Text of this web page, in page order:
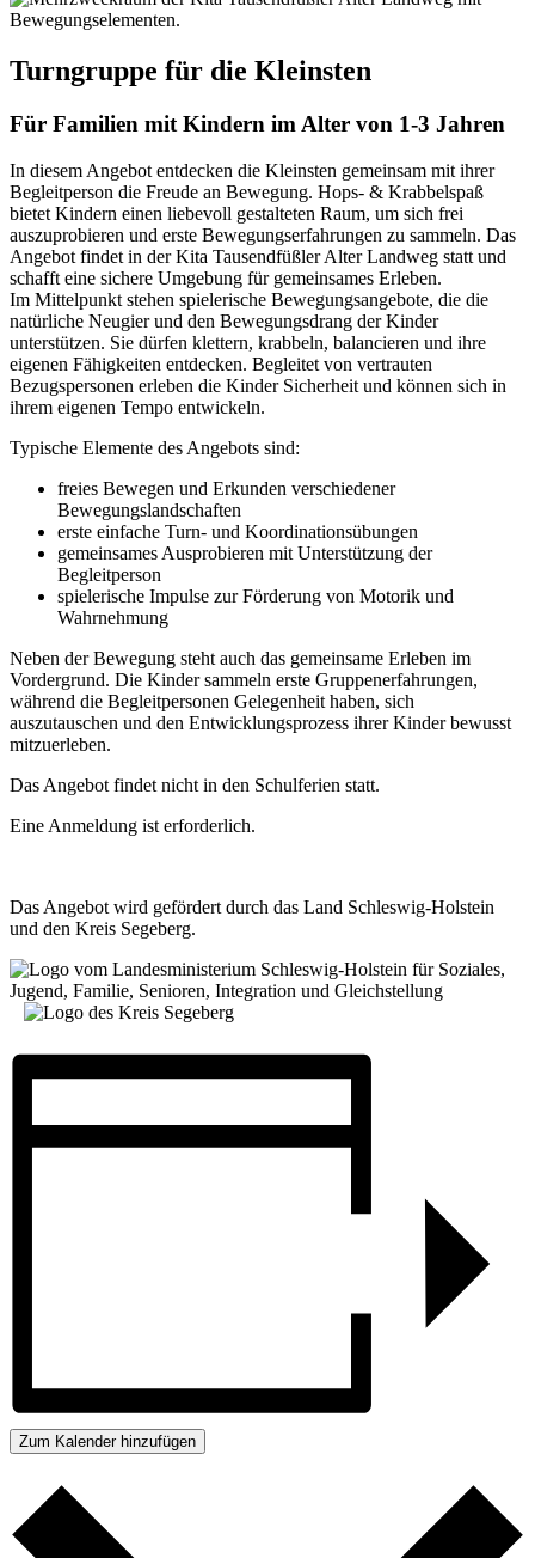
Turngruppe für die Kleinsten
Für Familien mit Kindern im Alter von 1-3 Jahren
In diesem Angebot entdecken die Kleinsten gemeinsam mit ihrer
Begleitperson die Freude an Bewegung. Hops- & Krabbelspaß
bietet Kindern einen liebevoll gestalteten Raum, um sich frei
auszuprobieren und erste Bewegungserfahrungen zu sammeln. Das
Angebot findet in der Kita Tausendfüßler Alter Landweg statt und
schafft eine sichere Umgebung für gemeinsames Erleben.
Im Mittelpunkt stehen spielerische Bewegungsangebote, die die
natürliche Neugier und den Bewegungsdrang der Kinder
unterstützen. Sie dürfen klettern, krabbeln, balancieren und ihre
eigenen Fähigkeiten entdecken. Begleitet von vertrauten
Bezugspersonen erleben die Kinder Sicherheit und können sich in
ihrem eigenen Tempo entwickeln.
Typische Elemente des Angebots sind:
freies Bewegen und Erkunden verschiedener
Bewegungslandschaften
erste einfache Turn‑ und Koordinationsübungen
gemeinsames Ausprobieren mit Unterstützung der
Begleitperson
spielerische Impulse zur Förderung von Motorik und
Wahrnehmung
Neben der Bewegung steht auch das gemeinsame Erleben im
Vordergrund. Die Kinder sammeln erste Gruppenerfahrungen,
während die Begleitpersonen Gelegenheit haben, sich
auszutauschen und den Entwicklungsprozess ihrer Kinder bewusst
mitzuerleben.
Das Angebot findet nicht in den Schulferien statt.
Eine Anmeldung ist erforderlich.
Das Angebot wird gefördert durch das Land Schleswig-Holstein
und den Kreis Segeberg.
Zum Kalender hinzufügen